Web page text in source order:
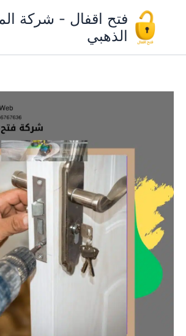
المحتوى
فتح اقفال - شركة
الذهبي